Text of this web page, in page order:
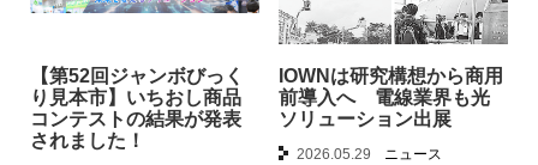
【第52回ジャンボびっく
り見本市】いちおし商品
コンテストの結果が発表
されました！
IOWNは研究構想から商用
前導入へ 電線業界も光
ソリューション出展
2026.05.29 ニュース